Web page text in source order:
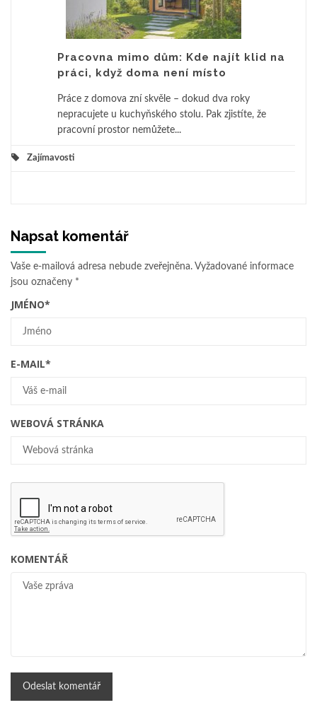
Pracovna mimo dům: Kde najít klid na
práci, když doma není místo
Práce z domova zní skvěle – dokud dva roky
nepracujete u kuchyňského stolu. Pak zjistíte, že
pracovní prostor nemůžete...
Zajímavosti
Napsat komentář
Vaše e-mailová adresa nebude zveřejněna. Vyžadované informace
jsou označeny *
JMÉNO*
E-MAIL*
WEBOVÁ STRÁNKA
KOMENTÁŘ